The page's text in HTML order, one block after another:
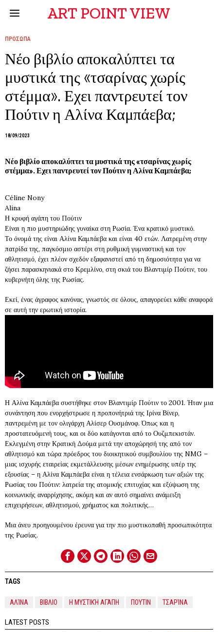
ART POINT VIEW
ΠΡΟΣΩΠΑ
Νέο βιβλίο αποκαλύπτει τα
μυστικά της «τσαρίνας χωρίς
στέμμα». Εχει παντρευτεί τον
Πούτιν η Αλίνα Καμπάεβα;
18/09/2023
Νέο βιβλίο αποκαλύπτει τα μυστικά της «τσαρίνας χωρίς
στέμμα». Εχει παντρευτεί τον Πούτιν η Αλίνα Καμπάεβα;
Céline Nony
Alina
Η κρυφή αγάπη του Πούτιν
Είναι η πιο μυστηριώδης γυναίκα στη Ρωσία. Ένα κρατικό μυστικό.
Το όνομά της είναι Αλίνα Καμπάεβα και είναι 40 ετών. Λατρεμένη στην
πατρίδα της, παγκόσμιο αστέρι στη ρυθμική γυμναστική και τον
αθλητισμό, έχει πλέον σχεδόν εξαφανιστεί από τη δημοσιότητα για να
ζήσει παρασκηνιακά στο Κρεμλίνο, στη σκιά του Βλαντιμίρ Πούτιν, του
κυβερνήτη όλης της Ρωσίας.
Εκεί, ένας άγραφος κανόνας, γνωστός σε όλους, απαγορεύει κάθε αναφορά
σε αυτή την ερωτική ιστορία.
Η Αλίνα Καμπάεβα συστήθηκε στον Βλαντιμίρ Πούτιν το 2001. Ήταν μια
συνάντηση που ενορχήστρωσε η προπονήτριά της Ιρίνα Βίνερ,
παντρεμένη με τον ολιγάρχη Αλίσερ Ουσμάνοφ. Όπως και η
προστατευόμενή τους, και οι δύο κατάγονται από το Ουζμπεκιστάν.
Εκλεγμένη στην Κρατική Δούμα μετά την αποχώρησή της από τον
αθλητισμό και τώρα πρόεδρος του διοικητικού συμβουλίου της NMG –
μιας ισχυρής εταιρείας εκμετάλλευσης μέσων ενημέρωσης υπέρ της
εξουσίας – η Αλίνα Καμπάεβα είναι η τέλεια ενσάρκωση των αξιών της
Ρωσίας του Πούτιν: λατρεία της ατομικής επιτυχίας και εξύψωση της
κοινωνικής αναρρίχησης, ακόμη και αν αυτό σημαίνει ανάμειξη
επιχειρήσεων, αθλητισμού, χρήματος και πολιτικής…
Μια άνευ προηγουμένου έρευνα για την πιο μυστικοπαθή προσωπικότητα
της Ρωσίας.
TAGS
ΑΛΊΝΑ ΒΙΒΛΙΟ Η ΜΥΣΤΙΚΉ ΑΓΆΠΗ ΠΟΥΤΙΝ ΤΣΑΡΊΝΑ
LATEST POSTS